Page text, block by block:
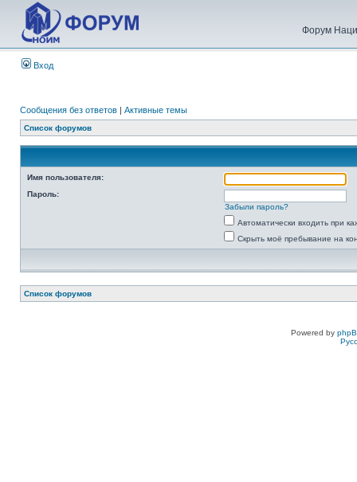
Форум
Вход
Сообщения без ответов | Активные темы
Список форумов
Имя пользователя:
Пароль:
Забыли пароль?
Автоматически входить при
Скрыть моё пребывание на
Список форумов
Powered by